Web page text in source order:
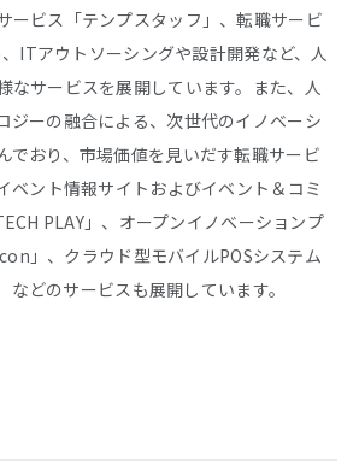
ービス「テンプスタッフ」、転職サービ
ITアウトソーシングや設計開発など、人
なサービスを展開しています。また、人
ジーの融合による、次世代のイノベーシ
でおり、市場価値を見いだす転職サービ
ベント情報サイトおよびイベント＆コミ
PLAY」、オープンイノベーションプ
」、クラウド型モバイルPOSシステム
などのサービスも展開しています。